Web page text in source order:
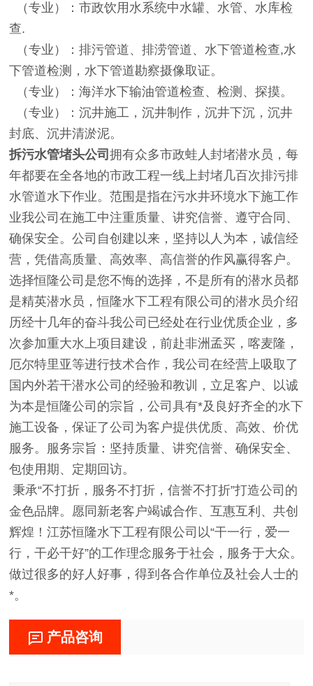
（专业）：市政饮用水系统中水罐、水管、水库检
查.
（专业）：排污管道、排涝管道、水下管道检查,水
下管道检测，水下管道勘察摄像取证。
（专业）：海洋水下输油管道检查、检测、探摸。
（专业）：沉井施工，沉井制作，沉井下沉，沉井
封底、沉井清淤泥。
拆污水管堵头公司拥有众多市政蛙人封堵潜水员，每
年都要在全各地的市政工程一线上封堵几百次排污排
水管道水下作业。范围是指在污水井环境水下施工作
业我公司在施工中注重质量、讲究信誉、遵守合同、
确保安全。公司自创建以来，坚持以人为本，诚信经
营，凭借高质量、高效率、高信誉的作风赢得客户。
选择恒隆公司是您不悔的选择，不是所有的潜水员都
是精英潜水员，恒隆水下工程有限公司的潜水员介绍
历经十几年的奋斗我公司已经处在行业优质企业，多
次参加重大水上项目建设，前赴非洲孟买，喀麦隆，
厄尔特里亚等进行技术合作，我公司在经营上吸取了
国内外若干潜水公司的经验和教训，立足客户、以诚
为本是恒隆公司的宗旨，公司具有*及良好齐全的水下
施工设备，保证了公司为客户提供优质、高效、价优
服务。服务宗旨：坚持质量、讲究信誉、确保安全、
包使用期、定期回访。
秉承“不打折，服务不打折，信誉不打折”打造公司的
金色品牌。愿同新老客户竭诚合作、互惠互利、共创
辉煌！江苏恒隆水下工程有限公司以“干一行，爱一
行，干必干好”的工作理念服务于社会，服务于大众。
做过很多的好人好事，得到各合作单位及社会人士的
*。
产品咨询